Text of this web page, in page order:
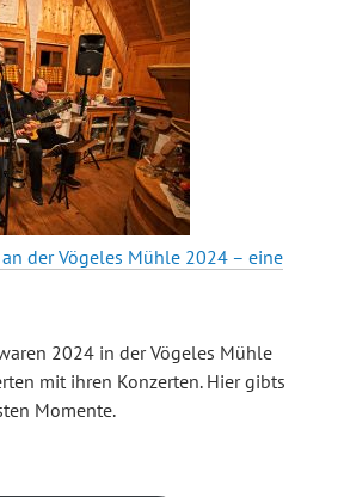
der Vögeles Mühle 2024 – eine
2024 in der Vögeles Mühle
mit ihren Konzerten. Hier gibts
Momente.